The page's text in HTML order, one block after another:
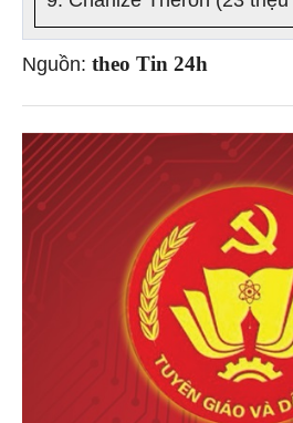
Nguồn: theo Tin 24h